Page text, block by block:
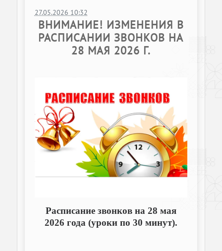
27.05.2026 10:32
ВНИМАНИЕ! ИЗМЕНЕНИЯ В
РАСПИСАНИИ ЗВОНКОВ НА
28 МАЯ 2026 Г.
Расписание звонков на 28 мая
2026 года (уроки по 30 минут).